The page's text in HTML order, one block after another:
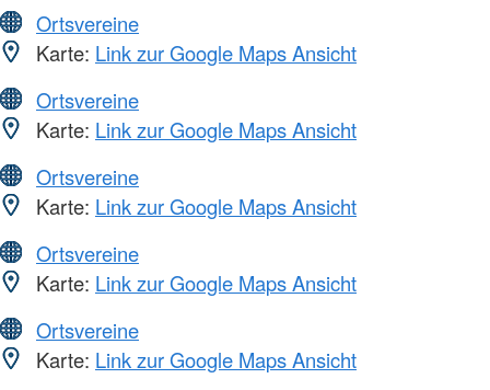
Ortsvereine
Karte: Link zur Google Maps Ansicht
Ortsvereine
Karte: Link zur Google Maps Ansicht
Ortsvereine
Karte: Link zur Google Maps Ansicht
Ortsvereine
Karte: Link zur Google Maps Ansicht
Ortsvereine
Karte: Link zur Google Maps Ansicht